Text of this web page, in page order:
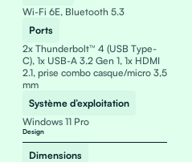
Wi-Fi 6E, Bluetooth 5.3
Ports
2x Thunderbolt™ 4 (USB Type-
C), 1x USB-A 3.2 Gen 1, 1x HDMI
2.1, prise combo casque/micro 3,5
mm
Système d’exploitation
Windows 11 Pro
Design
Dimensions